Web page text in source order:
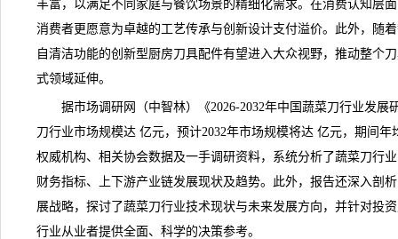
丰富，以满足不同家庭与餐饮场景的精细化需求。在消费认知层
消费者更愿意为卓越的工艺传承与创新设计支付溢价。此外，随
自清洁功能的创新型厨房刀具配件有望进入大众视野，推动整个
式领域延伸。
据市场调研网（中智林）《2026-2032年中国蔬菜刀行业发展
刀行业市场规模达 亿元，预计2032年市场规模将达 亿元，期间
权威机构、相关协会数据及一手调研资料，系统分析了蔬菜刀行
财务指标、上下游产业链发展现状及趋势。此外，报告还深入剖
展战略，探讨了蔬菜刀行业技术现状与未来发展方向，并针对投资
行业从业者提供全面、科学的决策参考。